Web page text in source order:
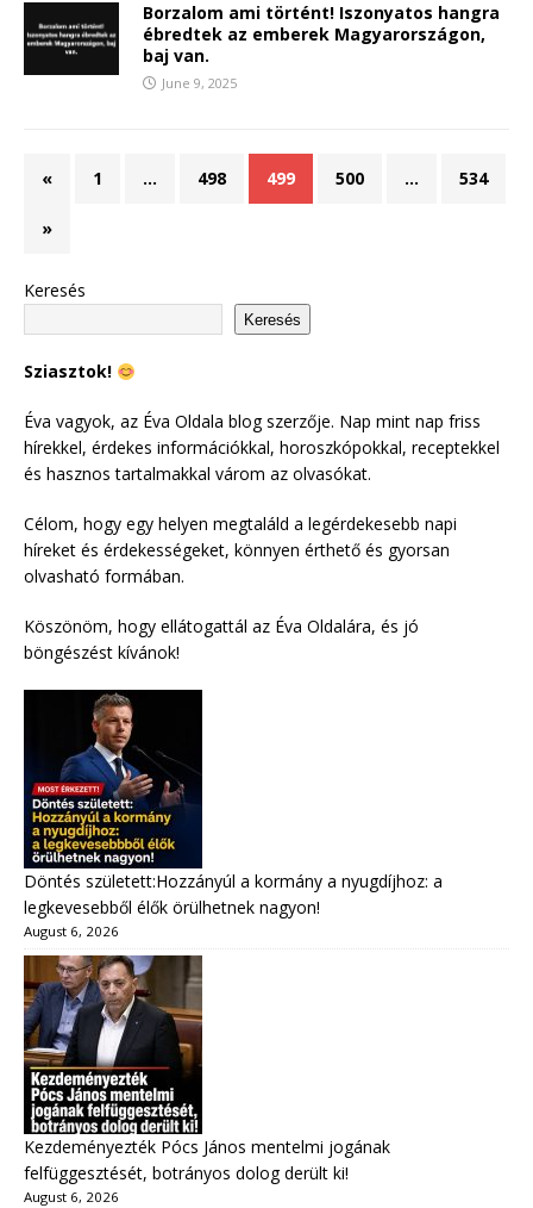
Borzalom ami történt! Iszonyatos hangra
ébredtek az emberek Magyarországon,
baj van.
June 9, 2025
« 1 … 498 499 500 … 534
»
Keresés
Keresés
Sziasztok!
Éva vagyok, az Éva Oldala blog szerzője. Nap mint nap friss
hírekkel, érdekes információkkal, horoszkópokkal, receptekkel
és hasznos tartalmakkal várom az olvasókat.
Célom, hogy egy helyen megtaláld a legérdekesebb napi
híreket és érdekességeket, könnyen érthető és gyorsan
olvasható formában.
Köszönöm, hogy ellátogattál az Éva Oldalára, és jó
böngészést kívánok!
Döntés született:Hozzányúl a kormány a nyugdíjhoz: a
legkevesebből élők örülhetnek nagyon!
August 6, 2026
Kezdeményezték Pócs János mentelmi jogának
felfüggesztését, botrányos dolog derült ki!
August 6, 2026